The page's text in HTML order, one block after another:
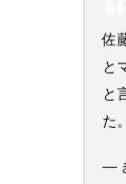
佐
と
と
た。
—